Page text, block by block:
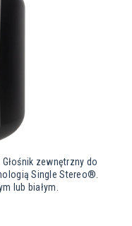
Głośnik zewnętrzny do
Single Stereo®.
lub białym.